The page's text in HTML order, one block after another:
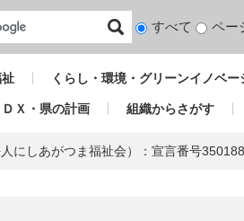
検
対
すべて ペー
くらし・環境・グリーンイノベー
Ｘ・県の計画 組織からさがす
にしあがつま福祉会）：宣言番号350188